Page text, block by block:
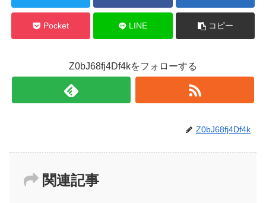
Pocket LINE コピー
Z0bJ68fj4Df4kをフォローする
Z0bJ68fj4Df4k
関連記事